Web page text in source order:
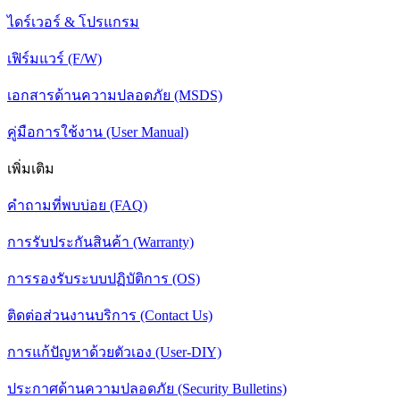
ไดร์เวอร์ & โปรแกรม
เฟิร์มแวร์ (F/W)
เอกสารด้านความปลอดภัย (MSDS)
คู่มือการใช้งาน (User Manual)
เพิ่มเติม
คำถามที่พบบ่อย (FAQ)
การรับประกันสินค้า (Warranty)
การรองรับระบบปฏิบัติการ (OS)
ติดต่อส่วนงานบริการ (Contact Us)
การแก้ปัญหาด้วยตัวเอง (User-DIY)
ประกาศด้านความปลอดภัย (Security Bulletins)